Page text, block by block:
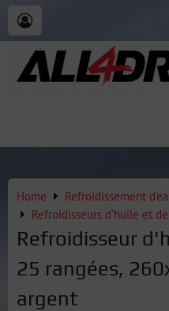
Home
Refroidissement
Refroidisseurs d'huile et
Refroidisseur
25 rangées,
argent